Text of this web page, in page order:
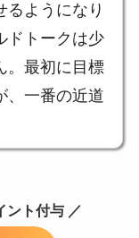
るようになり
ドトークは少
。最初に目標
、一番の近道
ント付与 ／